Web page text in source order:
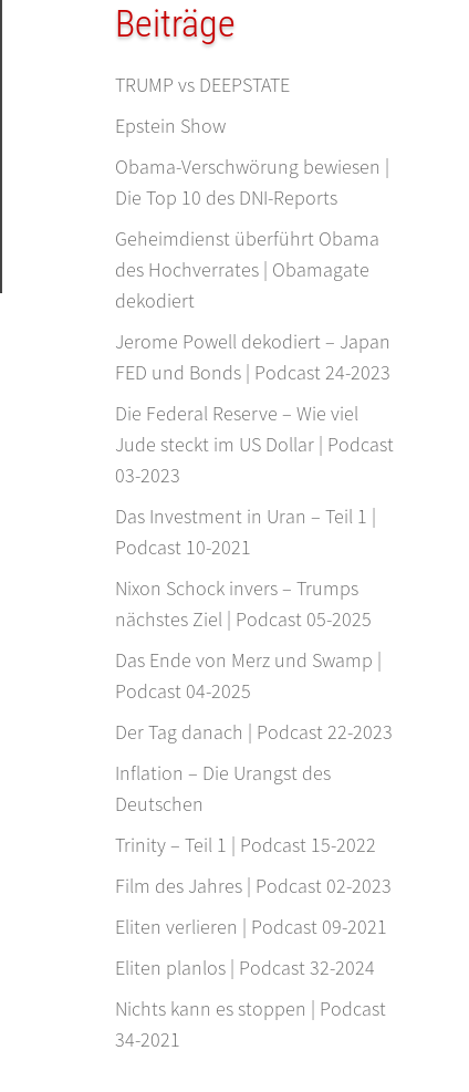
Beiträge
TRUMP vs DEEPSTATE
Epstein Show
Obama-Verschwörung bewiesen |
Die Top 10 des DNI-Reports
Geheimdienst überführt Obama
des Hochverrates | Obamagate
dekodiert
Jerome Powell dekodiert – Japan
FED und Bonds | Podcast 24-2023
Die Federal Reserve – Wie viel
Jude steckt im US Dollar | Podcast
03-2023
Das Investment in Uran – Teil 1 |
Podcast 10-2021
Nixon Schock invers – Trumps
nächstes Ziel | Podcast 05-2025
Das Ende von Merz und Swamp |
Podcast 04-2025
Der Tag danach | Podcast 22-2023
Inflation – Die Urangst des
Deutschen
Trinity – Teil 1 | Podcast 15-2022
Film des Jahres | Podcast 02-2023
Eliten verlieren | Podcast 09-2021
Eliten planlos | Podcast 32-2024
Nichts kann es stoppen | Podcast
34-2021